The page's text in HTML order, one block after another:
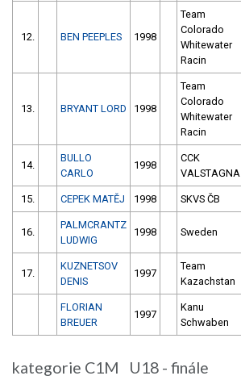
12. BEN PEEPLES 1998
Team
Colorado
Whitewater
Racin
13. BRYANT LORD 1998
Team
Colorado
Whitewater
Racin
14.
BULLO
CARLO
1998
CCK
VALSTAGNA
15. CEPEK MATĚJ 1998 SKVS ČB
16.
PALMCRANTZ
LUDWIG
1998 Sweden
17.
KUZNETSOV
DENIS
1997
Team
Kazachstan
FLORIAN
BREUER
1997
Kanu
Schwaben
kategorie C1M U18 - finále